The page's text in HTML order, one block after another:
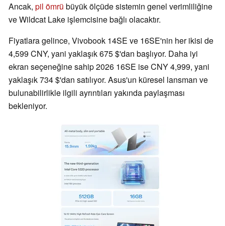
Ancak, pil ömrü büyük ölçüde sistemin genel verimliliğine
ve Wildcat Lake işlemcisine bağlı olacaktır.
Fiyatlara gelince, Vivobook 14SE ve 16SE'nin her ikisi de
4,599 CNY, yani yaklaşık 675 $'dan başlıyor. Daha iyi
ekran seçeneğine sahip 2026 16SE ise CNY 4,999, yani
yaklaşık 734 $'dan satılıyor. Asus'un küresel lansman ve
bulunabilirlikle ilgili ayrıntıları yakında paylaşması
bekleniyor.